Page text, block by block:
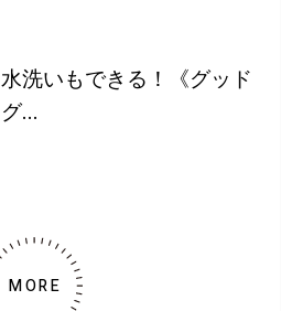
水洗いもできる！《グッド
グ...
MORE